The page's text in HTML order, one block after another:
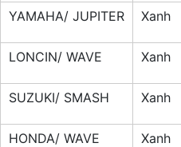
YAMAHA/ JUPITER Xanh
LONCIN/ WAVE Xanh
SUZUKI/ SMASH Xanh
HONDA/ WAVE Xanh